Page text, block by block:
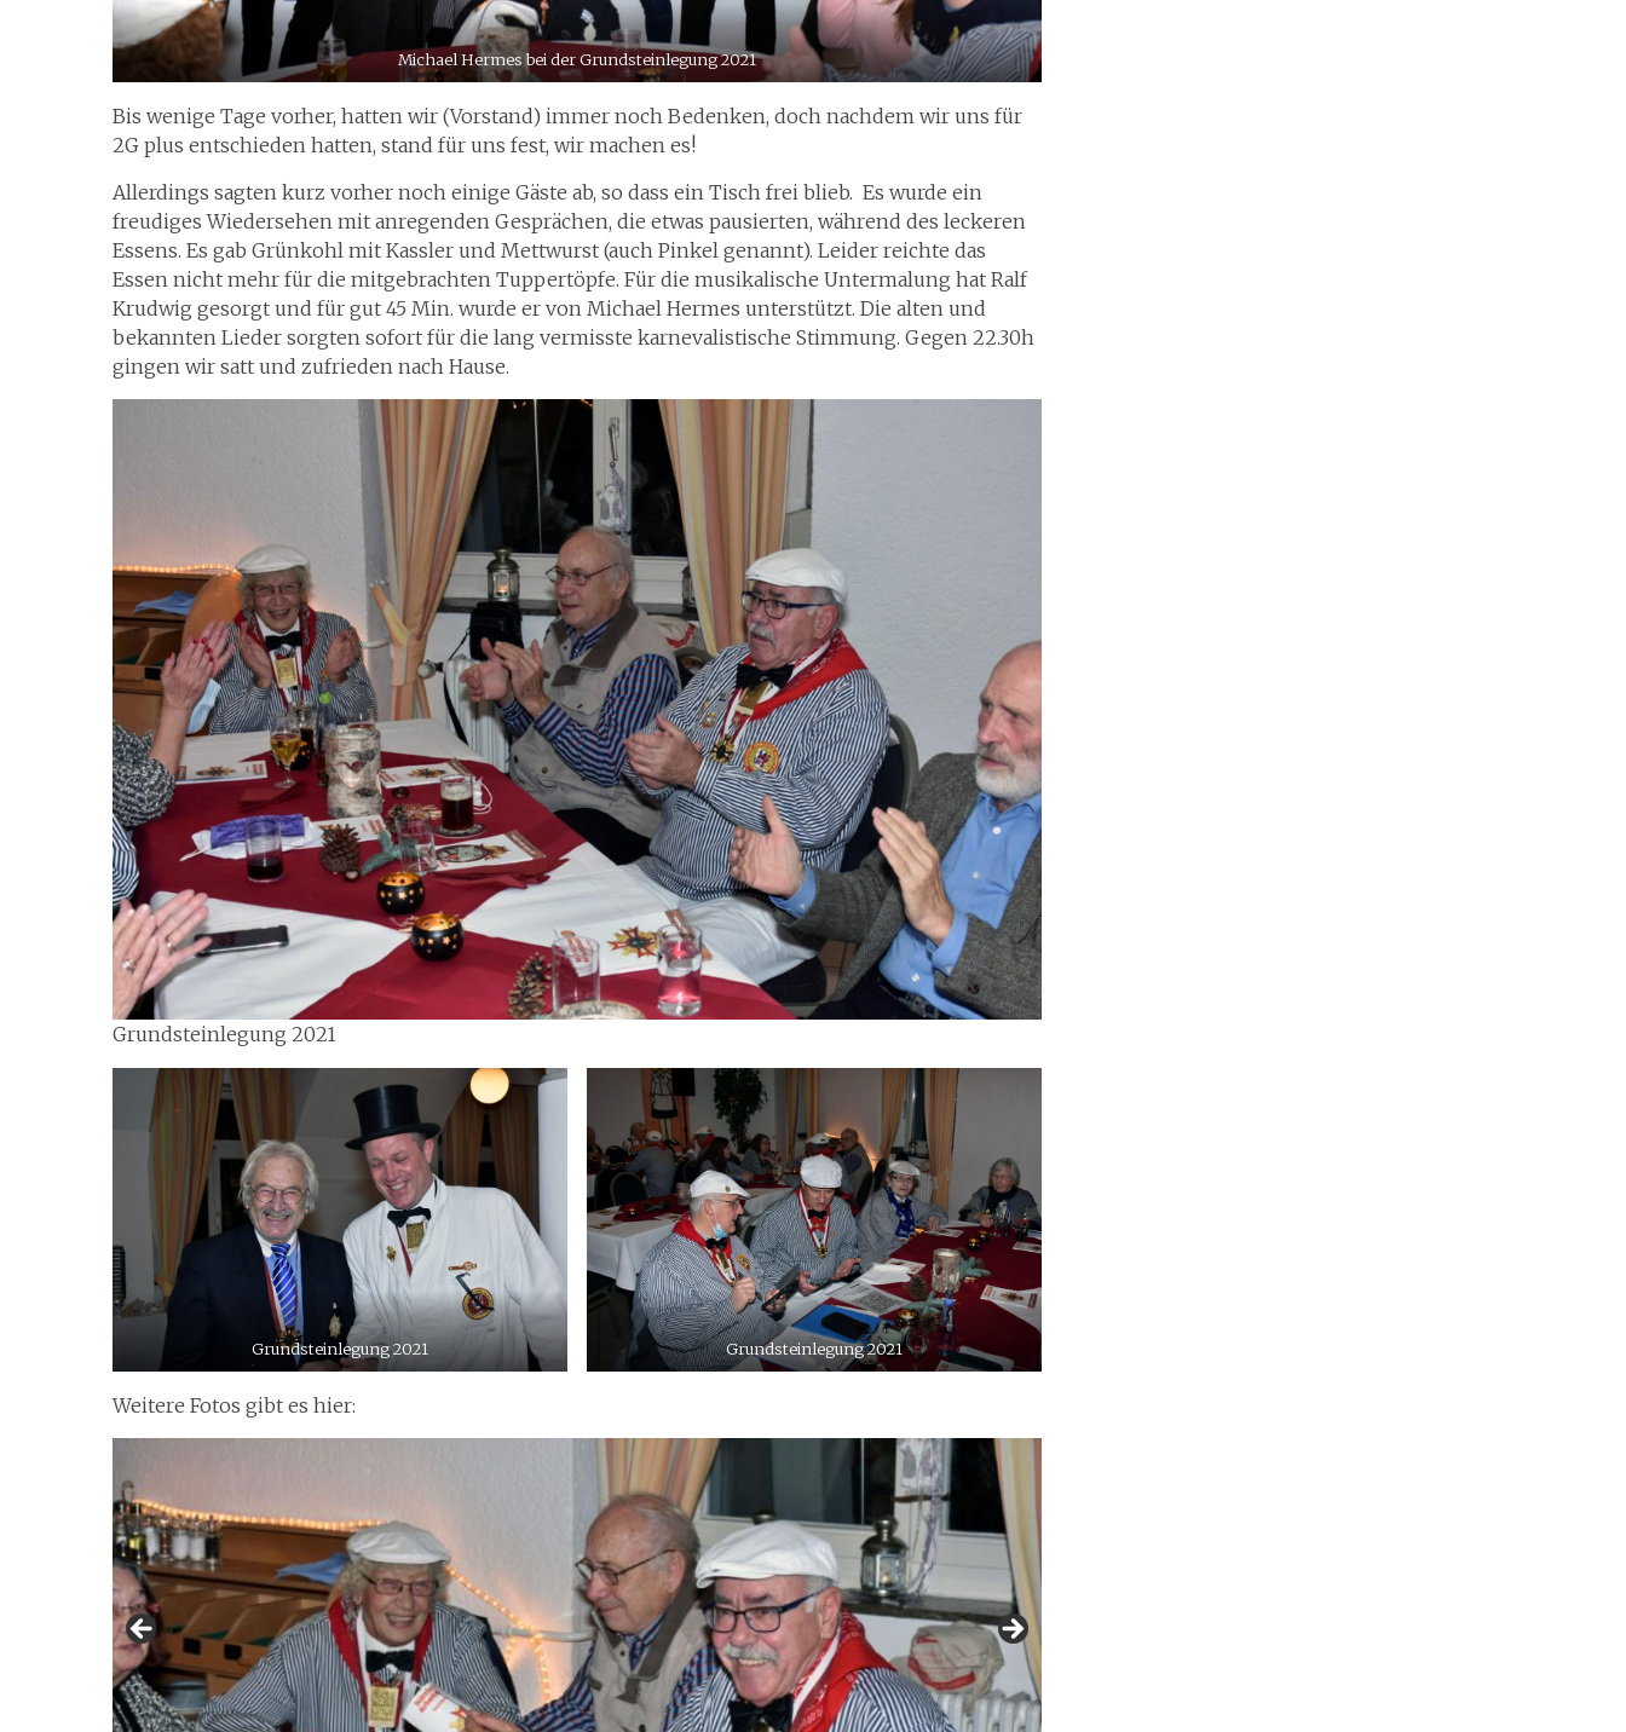
Michael Hermes bei der Grundsteinlegung 2021
Bis wenige Tage vorher, hatten wir (Vorstand) immer noch Bedenken, doch nachdem wir uns für
2G plus entschieden hatten, stand für uns fest, wir machen es!
Allerdings sagten kurz vorher noch einige Gäste ab, so dass ein Tisch frei blieb. Es wurde ein
freudiges Wiedersehen mit anregenden Gesprächen, die etwas pausierten, während des leckeren
Essens. Es gab Grünkohl mit Kassler und Mettwurst (auch Pinkel genannt). Leider reichte das
Essen nicht mehr für die mitgebrachten Tuppertöpfe. Für die musikalische Untermalung hat Ralf
Krudwig gesorgt und für gut 45 Min. wurde er von Michael Hermes unterstützt. Die alten und
bekannten Lieder sorgten sofort für die lang vermisste karnevalistische Stimmung. Gegen 22.30h
gingen wir satt und zufrieden nach Hause.
Grundsteinlegung 2021
Grundsteinlegung 2021 Grundsteinlegung 2021
Weitere Fotos gibt es hier: